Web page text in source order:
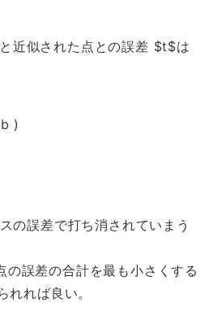
近似された点との誤差 $t$は
)
の誤差で打ち消されていまう
の誤差の合計を最も小さくする
れば良い。